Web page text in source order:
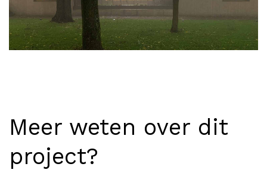
Meer weten over dit
project?